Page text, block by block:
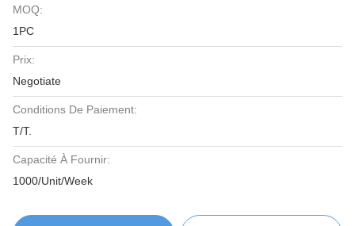
MOQ:
1PC
Prix:
Negotiate
Conditions De Paiement:
T/T.
Capacité À Fournir:
1000/Unit/Week